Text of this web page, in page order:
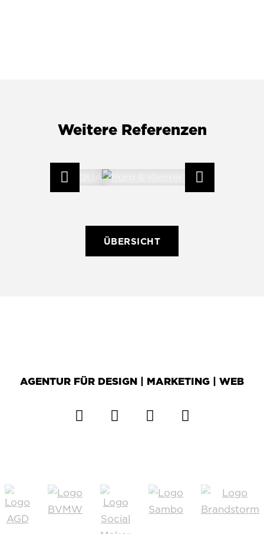
Weitere Referenzen
ÜBERSICHT
AGENTUR FÜR DESIGN | MARKETING | WEB
ZH2 Facebook
ZH2 XZH2 Instagram
ZH2